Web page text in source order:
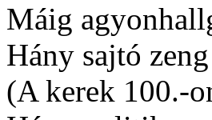
Máig
Hány sajtó
(A kerek 100.-